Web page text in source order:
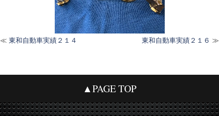
≪ 東和自動車実績２１４ 東和自動車実績２１６ ≫
▲PAGE TOP